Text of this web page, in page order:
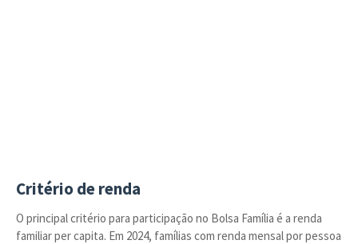
Critério de renda
O principal critério para participação no Bolsa Família é a renda
familiar per capita. Em 2024, famílias com renda mensal por pessoa